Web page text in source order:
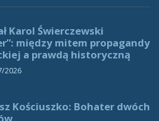
Karol Świerczewski
między mitem propagandy
a prawdą historyczną
2026
Kościuszko: Bohater dwóch